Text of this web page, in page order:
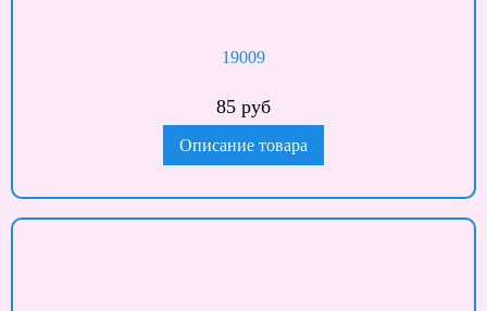
19009
85 руб
Описание товара